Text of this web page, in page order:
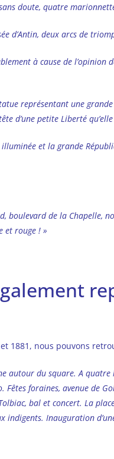
doute, quatre
d’Antin, deux arcs de
à cause de l’opinion
représentant une grande
d’une petite Liberté
et la grande
boulevard de la Chapelle,
et rouge ! »
1881, nous pouvons
autour du square. A
foraines, avenue de
bal et concert. La
Inauguration